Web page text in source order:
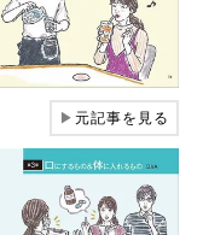
▶元記事を見る